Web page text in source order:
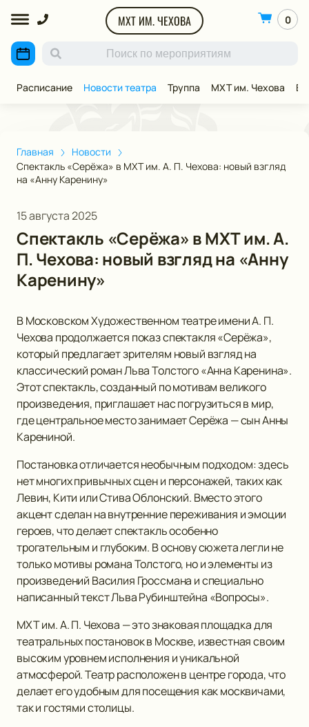
МХТ ИМ. ЧЕХОВА 0
Расписание Новости театра Труппа МХТ им. Чехова
Главная
Новости
Спектакль «Серёжа» в МХТ им. А. П. Чехова: новый взгляд
на «Анну Каренину»
15 августа 2025
Спектакль «Серёжа» в МХТ им. А.
П. Чехова: новый взгляд на «Анну
Каренину»
В Московском Художественном театре имени А. П.
Чехова продолжается показ спектакля «Серёжа»,
который предлагает зрителям новый взгляд на
классический роман Льва Толстого «Анна Каренина».
Этот спектакль, созданный по мотивам великого
произведения, приглашает нас погрузиться в мир,
где центральное место занимает Серёжа — сын Анны
Карениной.
Постановка отличается необычным подходом: здесь
нет многих привычных сцен и персонажей, таких как
Левин, Кити или Стива Облонский. Вместо этого
акцент сделан на внутренние переживания и эмоции
героев, что делает спектакль особенно
трогательным и глубоким. В основу сюжета легли не
только мотивы романа Толстого, но и элементы из
произведений Василия Гроссмана и специально
написанный текст Льва Рубинштейна «Вопросы».
МХТ им. А. П. Чехова — это знаковая площадка для
театральных постановок в Москве, известная своим
высоким уровнем исполнения и уникальной
атмосферой. Театр расположен в центре города, что
делает его удобным для посещения как москвичами,
так и гостями столицы.